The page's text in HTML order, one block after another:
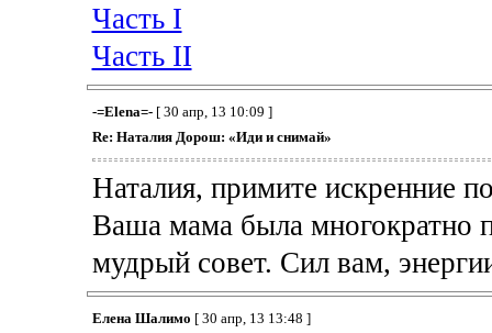
Часть I
Часть II
-=Elena=-[ 30 апр, 13 10:09 ]
Re: Наталия Дорош: «Иди и снимай»
Наталия, примите искренние
Ваша мама была многократно
мудрый совет. Сил вам,
Елена Шалимо [ 30 апр, 13 13:48 ]